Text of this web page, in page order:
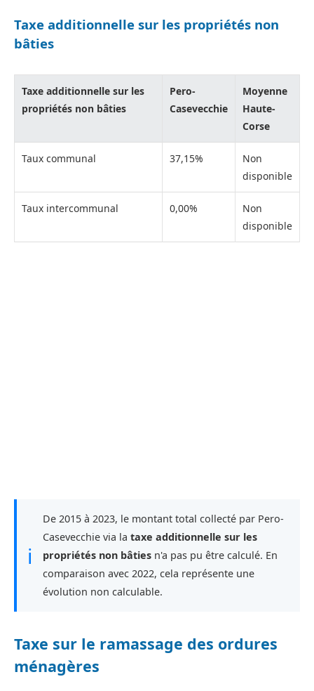
Taxe additionnelle sur les propriétés non
bâties
Taxe additionnelle sur les
propriétés non bâties
Pero-
Casevecchie
Moyenne
Haute-
Corse
Taux communal 37,15%
Non
disponible
Taux intercommunal 0,00%
Non
disponible
ℹ
De 2015 à 2023, le montant total collecté par Pero-
Casevecchie via la taxe additionnelle sur les
propriétés non bâties n'a pas pu être calculé. En
comparaison avec 2022, cela représente une
évolution non calculable.
Taxe sur le ramassage des ordures
ménagères